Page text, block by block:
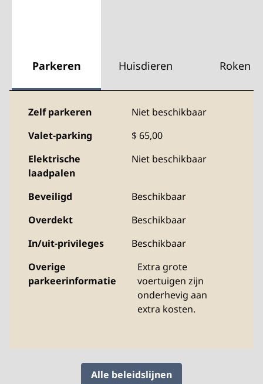
Parkeren Huisdieren Roken
Zelf parkeren
Niet beschikbaar
Valet-parking
$ 65,00
Elektrische
laadpalen
Niet beschikbaar
Beveiligd
Beschikbaar
Overdekt
Beschikbaar
In/uit-privileges
Beschikbaar
Overige
parkeerinformatie
Extra grote
voertuigen zijn
onderhevig aan
extra kosten.
Alle beleidslijnen